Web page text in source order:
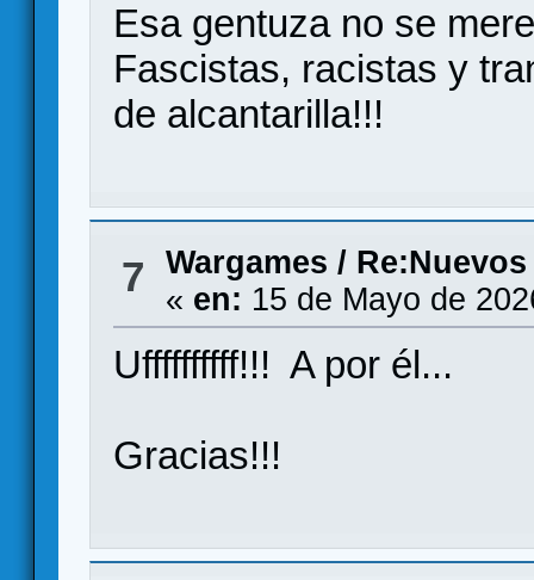
Esa gentuza no se
Fascistas, racistas y
de alcantarilla!!!
7 Wargames /
« en: 15 de Mayo de
Uffffffffff!!! A por él...
Gracias!!!